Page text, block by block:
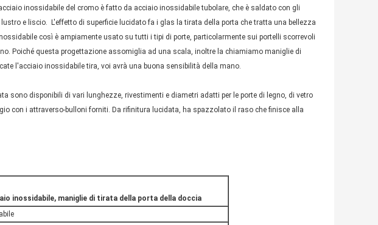
inossidabile del cromo è fatto da acciaio inossidabile tubolare, che è saldato con gli
e liscio. L'effetto di superficie lucidato fa i glas la tirata della porta che tratta una bellezza
così è ampiamente usato su tutti i tipi di porte, particolarmente sui portelli scorrevoli
Poiché questa progettazione assomiglia ad una scala, inoltre la chiamiamo maniglie di
l'acciaio inossidabile tira, voi avrà una buona sensibilità della mano.
sono disponibili di vari lunghezze, rivestimenti e diametri adatti per le porte di legno, di vetro
con i attraverso-bulloni forniti. Da rifinitura lucidata, ha spazzolato il raso che finisce alla
inossidabile, maniglie di tirata della porta della doccia